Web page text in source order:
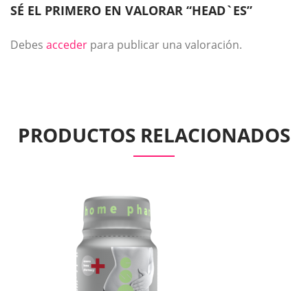
SÉ EL PRIMERO EN VALORAR “HEAD`ES”
Debes acceder para publicar una valoración.
PRODUCTOS RELACIONADOS